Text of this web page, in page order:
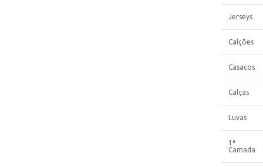
Jerseys
Calções
Casacos
Calças
Luvas
1ª
Camada